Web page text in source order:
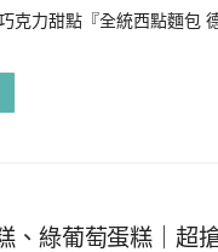
克力甜點『全統西點麵包
、綠葡萄蛋糕｜超